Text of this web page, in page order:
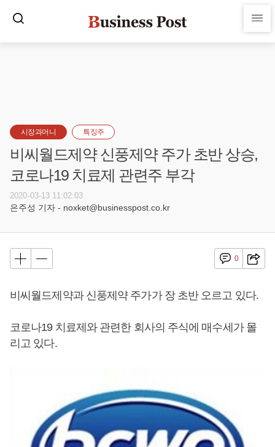
시장과머니 특징주
비씨월드제약 신풍제약 주가 초반 상승,
코로나19 치료제 관련주 부각
2020-03-13 11:02:03
은주성 기자 - noxket@businesspost.co.kr
0
비씨월드제약과 신풍제약 주가가 장 초반 오르고 있다.
코로나19 치료제와 관련한 회사의 주식에 매수세가 몰
리고 있다.